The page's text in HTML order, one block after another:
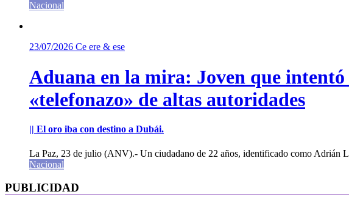
Nacional
23/07/2026 Ce ere & ese
Aduana en la mira: Joven que
«telefonazo» de altas autoridades
|| El oro iba con destino a Dubái.
La Paz, 23 de julio (ANV).- Un ciudadano de 22 años, identificado como Adrián
Nacional
PUBLICIDAD